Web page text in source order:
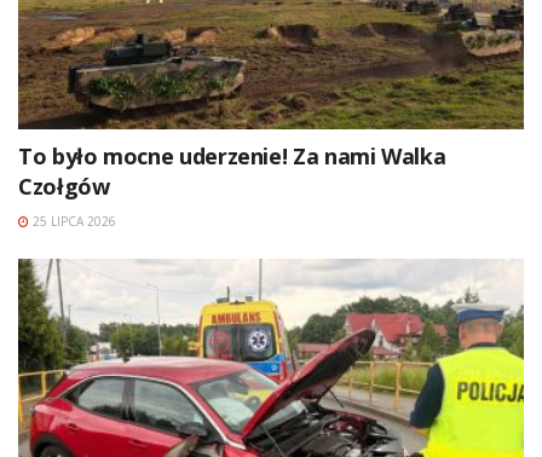
To było mocne uderzenie! Za nami Walka
Czołgów
25 LIPCA 2026